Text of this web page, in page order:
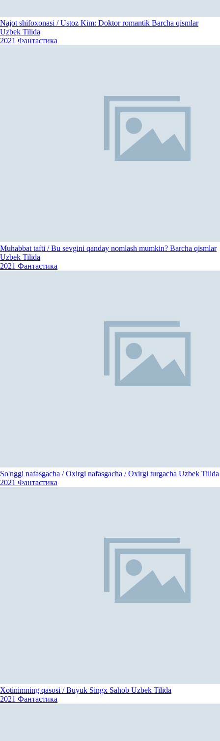
Najot shifoxonasi / Ustoz Kim: Doktor romantik Barcha qismlar
Uzbek Tilida
2021 Фантастика
Muhabbat tafti / Bu sevgini qanday nomlash mumkin? Barcha qismlar
Uzbek Tilida
2021 Фантастика
So'nggi nafasgacha / Oxirgi nafasgacha / Oxirgi turgacha Uzbek Tilida
2021 Фантастика
Xotinimning qasosi / Buyuk Singx Sahob Uzbek Tilida
2021 Фантастика